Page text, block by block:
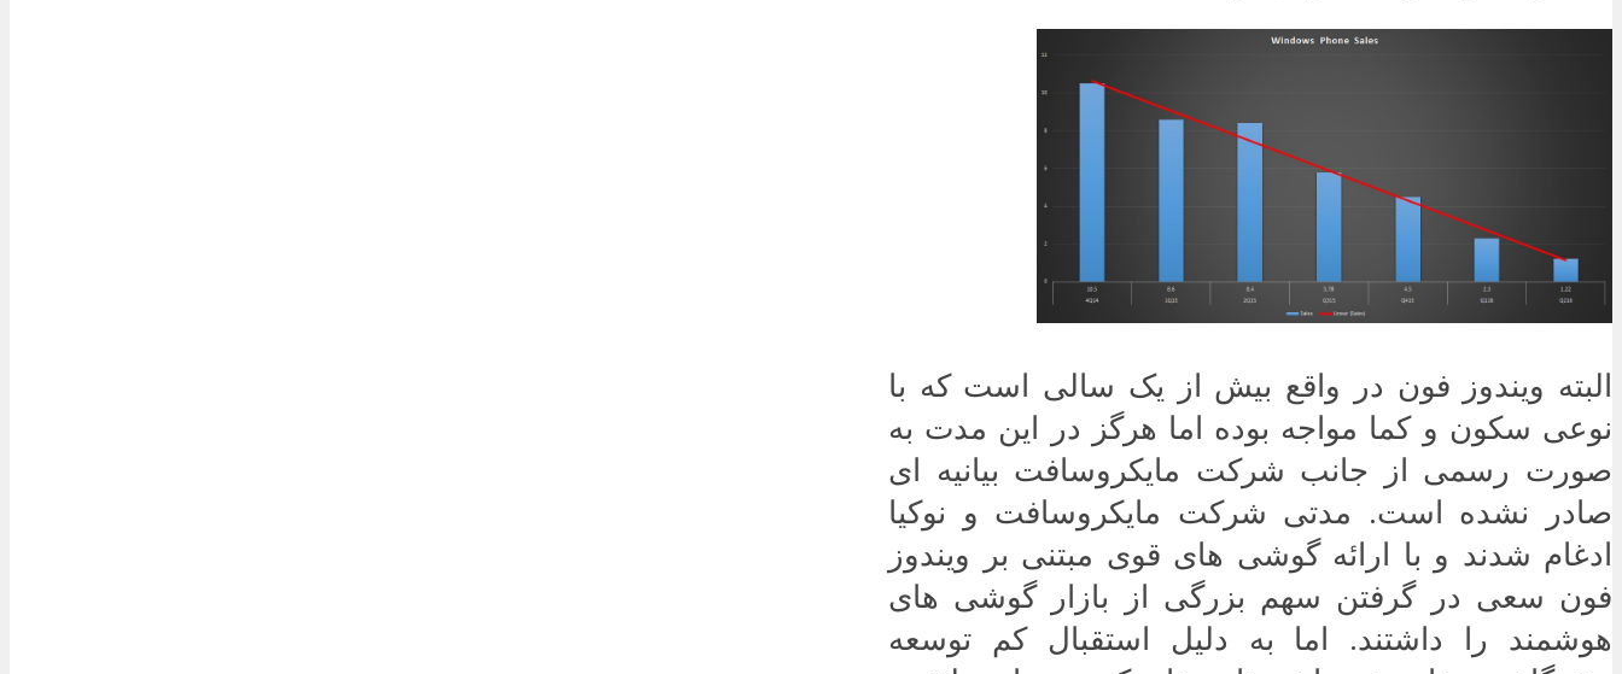
البته ویندوز فون در واقع بیش از یک سالی است که با
نوعی سکون و کما مواجه بوده اما هرگز در این مدت به
صورت رسمی از جانب شرکت مایکروسافت بیانیه ای
صادر نشده است. مدتی شرکت مایکروسافت و نوکیا
ادغام شدند و با ارائه گوشی های قوی مبتنی بر ویندوز
فون سعی در گرفتن سهم بزرگی از بازار گوشی های
هوشمند را داشتند. اما به دلیل استقبال کم توسعه